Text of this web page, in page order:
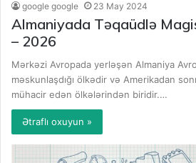
google google 23 May 2024
Almaniyada Təqaüdlə
– 2026
Mərkəzi Avropada yerləşən Almaniya
məskunlaşdığı ölkədir və Amerikadan
mühacir edən ölkələrindən biridir.…
Ətraflı oxuyun »